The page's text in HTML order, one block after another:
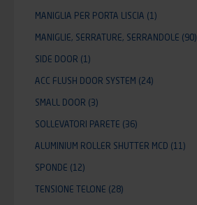
MANIGLIA PER PORTA LISCIA (1)
MANIGLIE, SERRATURE, SERRANDOLE (90)
SIDE DOOR (1)
ACC FLUSH DOOR SYSTEM (24)
SMALL DOOR (3)
SOLLEVATORI PARETE (36)
ALUMINIUM ROLLER SHUTTER MCD (11)
SPONDE (12)
TENSIONE TELONE (28)